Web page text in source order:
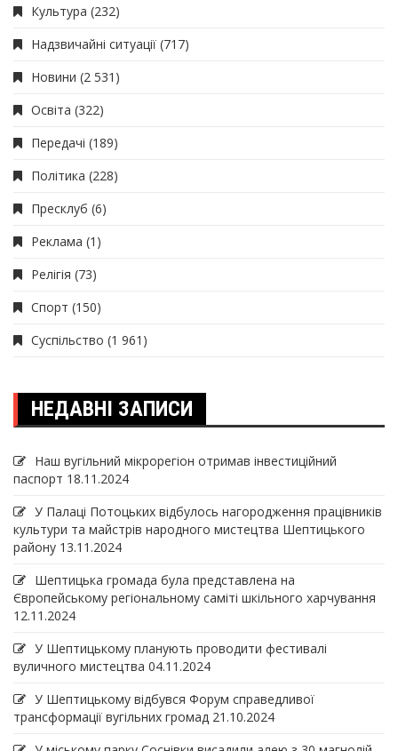
Культура (232)
Надзвичайні ситуації (717)
Новини (2 531)
Освіта (322)
Передачі (189)
Політика (228)
Пресклуб (6)
Реклама (1)
Релігія (73)
Спорт (150)
Суспільство (1 961)
НЕДАВНІ ЗАПИСИ
Наш вугільний мікрорегіон отримав інвеcтиційний
паспорт 18.11.2024
У Палаці Потоцьких відбулось нагородження працівників
культури та майстрів народного мистецтва Шептицького
району 13.11.2024
Шептицька громада була представлена на
Європейському регіональному саміті шкільного харчування
12.11.2024
У Шептицькому планують проводити фестивалі
вуличного мистецтва 04.11.2024
У Шептицькому відбувся Форум справедливої
трансформації вугільних громад 21.10.2024